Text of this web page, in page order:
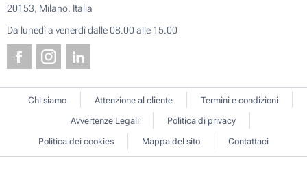
20153, Milano, Italia
Da lunedì a venerdì dalle 08.00 alle 15.00
Chi siamo Attenzione al cliente
Termini e condizioni
Avvertenze Legali
Politica di privacy
Politica dei cookies
Mappa del sito Contattaci